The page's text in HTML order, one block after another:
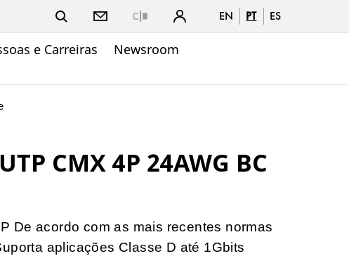
EN PT ES
e Carreiras
Newsroom
CMX 4P 24AWG BC
De acordo com as mais recentes normas
aplicações Classe D até 1Gbits